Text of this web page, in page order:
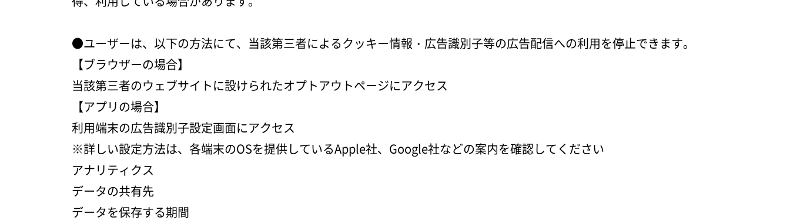
Attach system公式サイト
●ユーザーは、以下の方法にて、当該第三者によるクッキー情報・広告識別子等の広告配信への利用を停止できます。
【ブラウザーの場合】
当該第三者のウェブサイトに設けられたオプトアウトページにアクセス
【アプリの場合】
利用端末の広告識別子設定画面にアクセス
※詳しい設定方法は、各端末のOSを提供しているApple社、Google社などの案内を確認してください
アナリティクス
データの共有先
データを保存する期間